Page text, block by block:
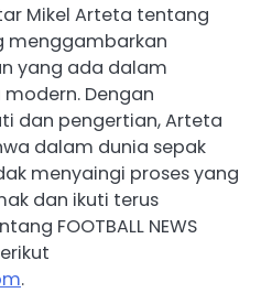
Mikel Arteta tentang
menggambarkan
yang ada dalam
Dengan
dan pengertian, Arteta
dalam dunia sepak
menyaingi proses yang
dan ikuti terus
FOOTBALL NEWS
.